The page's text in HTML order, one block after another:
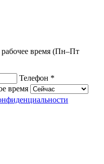
время (Пн–Пт
Телефон *
время